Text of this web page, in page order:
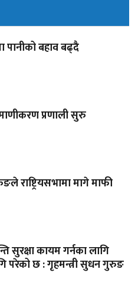
पानीको बहाव बढ्दै
प्रणाली सुरु
राष्ट्रियसभामा मागे माफी
सुरक्षा कायम गर्नका लागि
परेको छ : गृहमन्त्री सुधन गुरुङ